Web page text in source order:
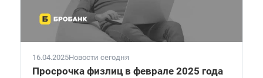
16.04.2025Новости сегодня
Просрочка физлиц в феврале 2025 года